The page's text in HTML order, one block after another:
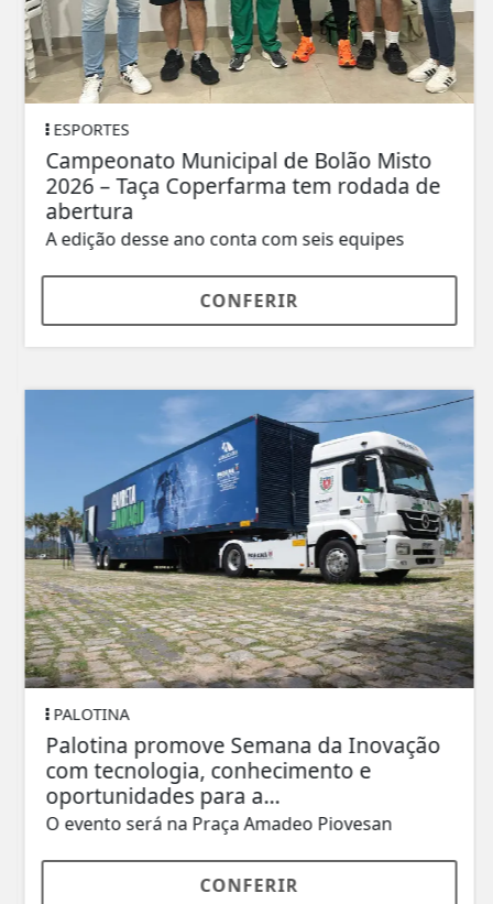
ESPORTES
Campeonato Municipal de Bolão Misto
2026 – Taça Coperfarma tem rodada de
abertura
A edição desse ano conta com seis equipes
CONFERIR
PALOTINA
Palotina promove Semana da Inovação
com tecnologia, conhecimento e
oportunidades para a...
O evento será na Praça Amadeo Piovesan
CONFERIR